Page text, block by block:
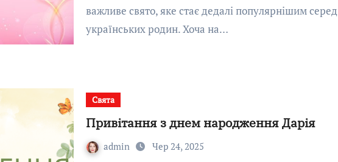
важливе свято, яке стає дедалі популярнішим серед
українських родин. Хоча на…
Свята
Привітання з днем народження Дарія
admin Чер 24, 2025